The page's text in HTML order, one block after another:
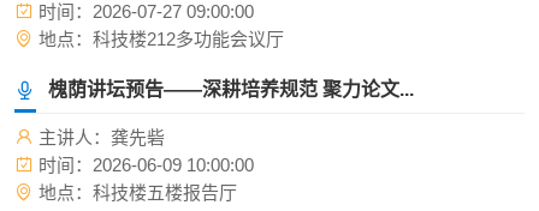
时间：2026-07-27 09:00:00
地点：科技楼212多功能会议厅
槐荫讲坛预告——深耕培养规范 聚力论文...
主讲人：龚先砦
时间：2026-06-09 10:00:00
地点：科技楼五楼报告厅